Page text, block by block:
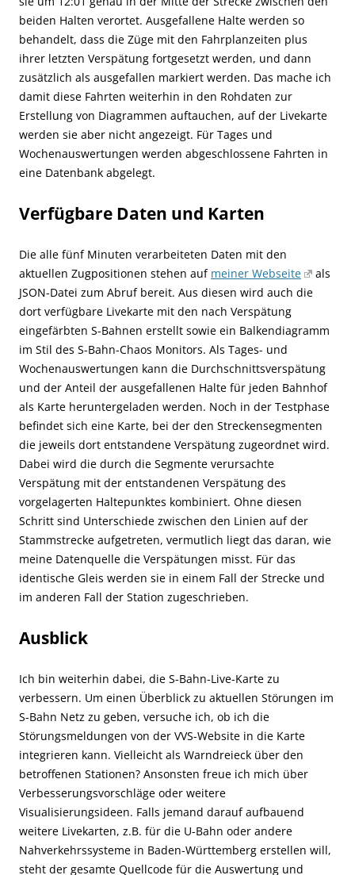
beiden Halten verortet. Ausgefallene Halte werden so
behandelt, dass die Züge mit den Fahrplanzeiten plus
ihrer letzten Verspätung fortgesetzt werden, und dann
zusätzlich als ausgefallen markiert werden. Das mache ich
damit diese Fahrten weiterhin in den Rohdaten zur
Erstellung von Diagrammen auftauchen, auf der Livekarte
werden sie aber nicht angezeigt. Für Tages und
Wochenauswertungen werden abgeschlossene Fahrten in
eine Datenbank abgelegt.
Verfügbare Daten und Karten
Die alle fünf Minuten verarbeiteten Daten mit den
aktuellen Zugpositionen stehen auf meiner Webseite
als
JSON-Datei zum Abruf bereit. Aus diesen wird auch die
dort verfügbare Livekarte mit den nach Verspätung
eingefärbten S-Bahnen erstellt sowie ein Balkendiagramm
im Stil des S-Bahn-Chaos Monitors. Als Tages- und
Wochenauswertungen kann die Durchschnittsverspätung
und der Anteil der ausgefallenen Halte für jeden Bahnhof
als Karte heruntergeladen werden. Noch in der Testphase
befindet sich eine Karte, bei der den Streckensegmenten
die jeweils dort entstandene Verspätung zugeordnet wird.
Dabei wird die durch die Segmente verursachte
Verspätung mit der entstandenen Verspätung des
vorgelagerten Haltepunktes kombiniert. Ohne diesen
Schritt sind Unterschiede zwischen den Linien auf der
Stammstrecke aufgetreten, vermutlich liegt das daran, wie
meine Datenquelle die Verspätungen misst. Für das
identische Gleis werden sie in einem Fall der Strecke und
im anderen Fall der Station zugeschrieben.
Ausblick
Ich bin weiterhin dabei, die S-Bahn-Live-Karte zu
verbessern. Um einen Überblick zu aktuellen Störungen im
S-Bahn Netz zu geben, versuche ich, ob ich die
Störungsmeldungen von der VVS-Website in die Karte
integrieren kann. Vielleicht als Warndreieck über den
betroffenen Stationen? Ansonsten freue ich mich über
Verbesserungsvorschläge oder weitere
Visualisierungsideen. Falls jemand darauf aufbauend
weitere Livekarten, z.B. für die U-Bahn oder andere
Nahverkehrssysteme in Baden-Württemberg erstellen will,
steht der gesamte Quellcode für die Auswertung und